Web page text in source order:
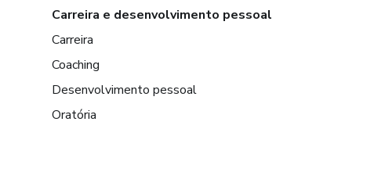
Carreira e desenvolvimento pessoal
Carreira
Coaching
Desenvolvimento pessoal
Oratória